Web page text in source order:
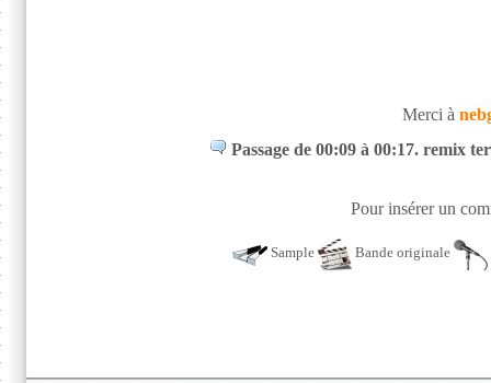
Merci à
Passage de 00:09 à 00:17. remix
Pour insérer un
Sample Bande originale